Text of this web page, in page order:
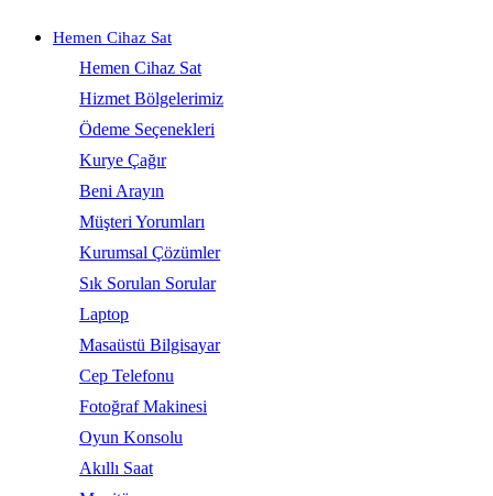
Hemen Cihaz Sat
Hemen Cihaz Sat
Hizmet Bölgelerimiz
Ödeme Seçenekleri
Kurye Çağır
Beni Arayın
Müşteri Yorumları
Kurumsal Çözümler
Sık Sorulan Sorular
Laptop
Masaüstü Bilgisayar
Cep Telefonu
Fotoğraf Makinesi
Oyun Konsolu
Akıllı Saat